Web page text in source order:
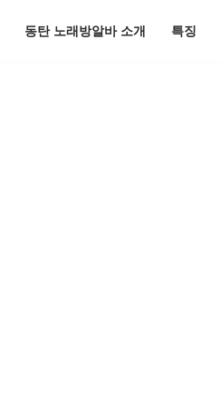
동탄 노래방알바 소개 특징